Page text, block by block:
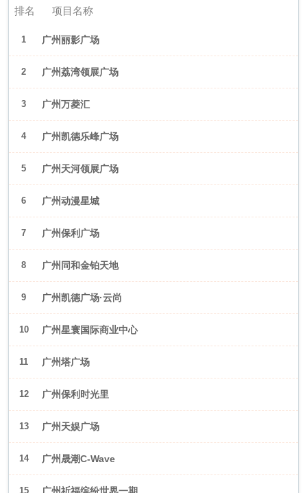
排名 项目名称
1 广州丽影广场
2 广州荔湾领展广场
3 广州万菱汇
4 广州凯德乐峰广场
5 广州天河领展广场
6 广州动漫星城
7 广州保利广场
8 广州同和金铂天地
9 广州凯德广场·云尚
10 广州星寰国际商业中心
11 广州塔广场
12 广州保利时光里
13 广州天娱广场
14 广州晟潮C-Wave
15